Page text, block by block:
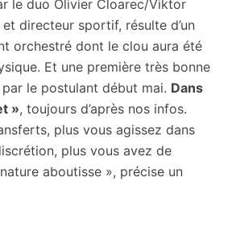
le duo Olivier Cloarec/Viktor
directeur sportif, résulte d’un
orchestré dont le clou aura été
Et une première très bonne
le postulant début mai. Dans
», toujours d’après nos infos.
plus vous agissez dans
plus vous avez de
aboutisse », précise un